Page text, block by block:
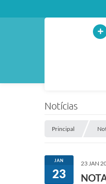
Notícias
Principal
JAN
23
23 JAN